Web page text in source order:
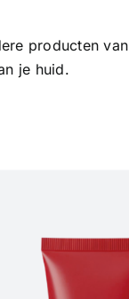
producten van
je huid.